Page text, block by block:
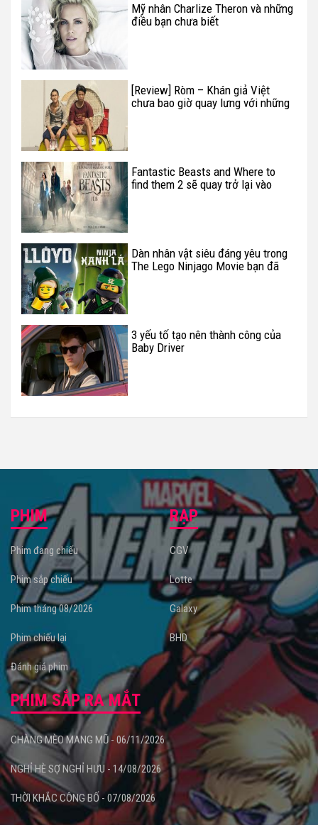
Mỹ nhân Charlize Theron và những
điều bạn chưa biết
[Review] Ròm – Khán giả Việt
chưa bao giờ quay lưng với những
Fantastic Beasts and Where to
find them 2 sẽ quay trở lại vào
Dàn nhân vật siêu đáng yêu trong
The Lego Ninjago Movie bạn đã
3 yếu tố tạo nên thành công của
Baby Driver
PHIM
Phim đang chiếu
Phim sắp chiếu
Phim tháng 08/2026
Phim chiếu lại
Đánh giá phim
RẠP
CGV
Lotte
Galaxy
BHD
PHIM SẮP RA MẮT
CHÀNG MÈO MANG MŨ - 06/11/2026
NGHỈ HÈ SỢ NGHỈ HƯU - 14/08/2026
THỜI KHẮC CÔNG BỐ - 07/08/2026